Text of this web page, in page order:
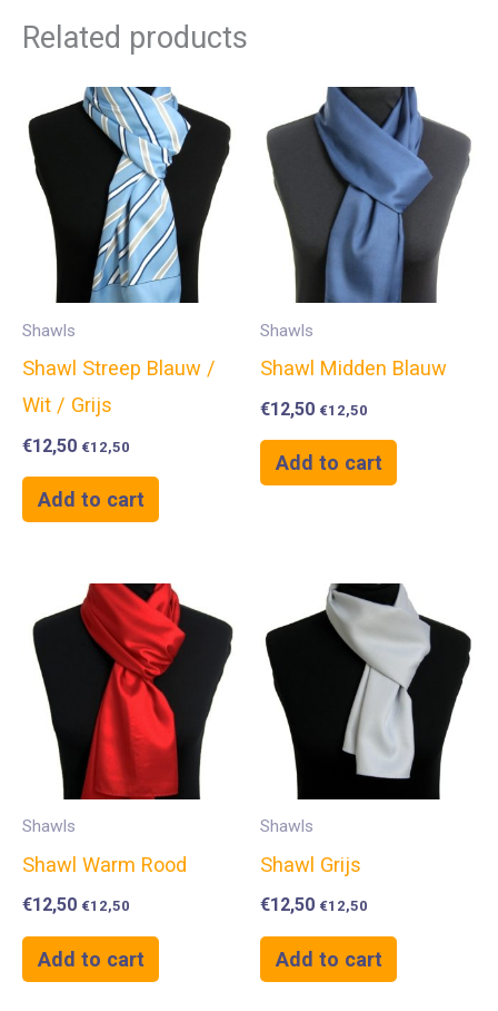
Related products
Shawls
Shawl Streep Blauw /
Wit / Grijs
€12,50 €12,50
Add to cart
Shawls
Shawl Midden Blauw
€12,50 €12,50
Add to cart
Shawls
Shawl Warm Rood
€12,50 €12,50
Add to cart
Shawls
Shawl Grijs
€12,50 €12,50
Add to cart